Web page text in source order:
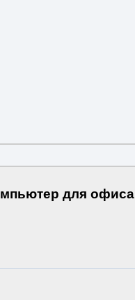
для офиса